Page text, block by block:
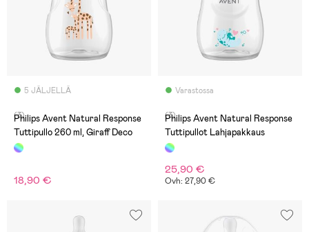
5 JÄLJELLÄ
(3)
Philips Avent Natural Response
Tuttipullo 260 ml, Giraff Deco
18,90 €
Varastossa
(3)
Philips Avent Natural Response
Tuttipullot Lahjapakkaus
25,90 €
Ovh: 27,90 €